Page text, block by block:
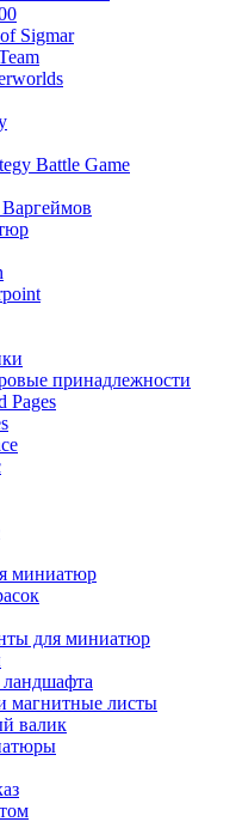
Sigmar
Battle Game
принадлежности
Pages
миниатюр
для миниатюр
магнитные листы
валик